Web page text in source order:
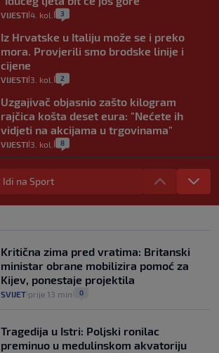
VIJESTI 4. kol. 3
Iz Hrvatske u Italiju može se i preko
mora. Provjerili smo brodske linije i
cijene
VIJESTI 3. kol. 2
Uzgajivač objasnio zašto kilogram
rajčica košta deset eura: "Nećete ih
vidjeti na akcijama u trgovinama"
VIJESTI 3. kol. 8
Selidba je jedno od stresnijih iskustava.
Evo aktualnih cijena i nekoliko savjeta
0
automobilom na Hvar iz Zagreba, a
koliko iz Osijeka
14
Idi na Sport
Kritična zima pred vratima: Britanski
ministar obrane mobilizira pomoć za
Kijev, ponestaje projektila
SVIJET prije 13 min 0
Tragedija u Istri: Poljski ronilac
preminuo u medulinskom akvatoriju